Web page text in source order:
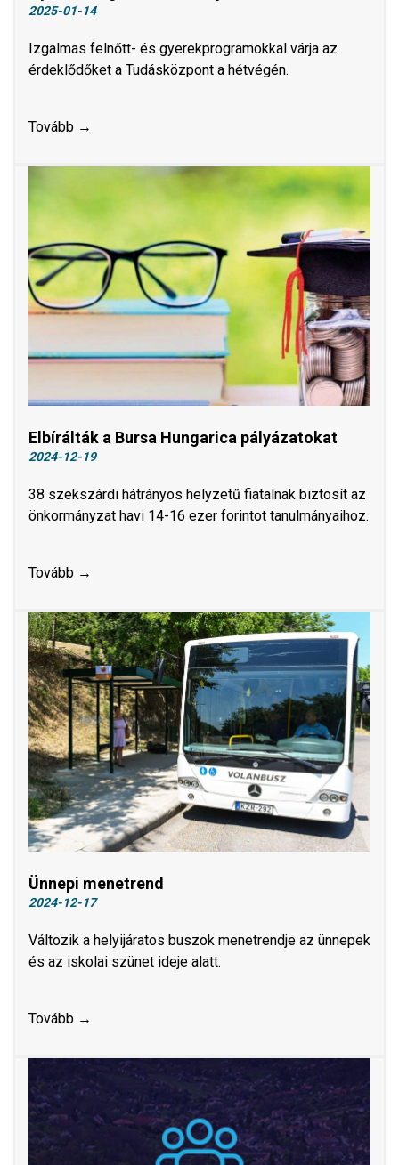
2025-01-14
Izgalmas felnőtt- és gyerekprogramokkal várja az
érdeklődőket a Tudásközpont a hétvégén.
Tovább →
Elbírálták a Bursa Hungarica pályázatokat
2024-12-19
38 szekszárdi hátrányos helyzetű fiatalnak biztosít az
önkormányzat havi 14-16 ezer forintot tanulmányaihoz.
Tovább →
Ünnepi menetrend
2024-12-17
Változik a helyijáratos buszok menetrendje az ünnepek
és az iskolai szünet ideje alatt.
Tovább →